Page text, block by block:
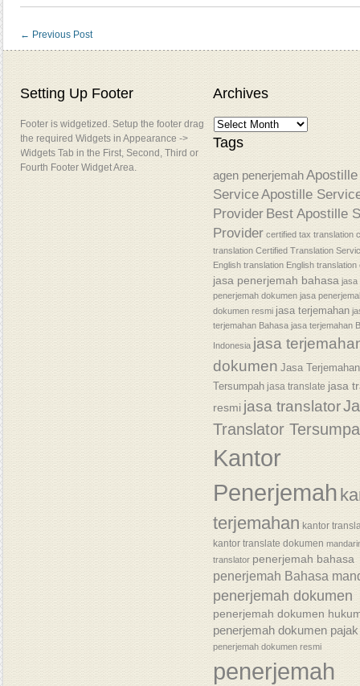
← Previous Post
Setting Up Footer
Footer is widgetized. Setup the footer drag
the required Widgets in Appearance ->
Widgets Tab in the First, Second, Third or
Fourth Footer Widget Area.
Archives
Tags
agen penerjemah Apostille
ServiceApostille
Provider Best Apostille
Provider certified tax translation
translation Certified Translation
English translation English
jasa penerjemah bahasa jasa
penerjemah dokumen jasa
dokumen resmi jasa terjemahan
terjemahan Bahasa jasa terjemahan
Indonesia jasa
dokumen Jasa Terjemahan
Tersumpah jasa translate jasa
resmi jasa translator
Translator
Kantor
Penerjemah
terjemahan kantor
kantor translate dokumen
translator penerjemah bahasa
penerjemah Bahasa
penerjemah dokumen
penerjemah dokumen
penerjemah dokumen pajak
penerjemah dokumen resmi
penerjemah